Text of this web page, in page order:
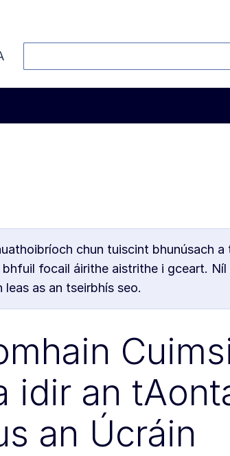
chun tuiscint bhunúsach a
focail áirithe aistrithe i gceart. Níl
as an tseirbhís seo.
idir an
an Úcráin